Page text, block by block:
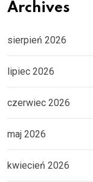
Archives
sierpień 2026
lipiec 2026
czerwiec 2026
maj 2026
kwiecień 2026